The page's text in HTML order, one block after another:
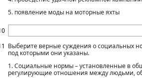
5. появление моды на моторные яхты
Выберите верные суждения о социальных
под которыми они указаны.
1. Социальные нормы – установленные в
регулирующие отношения между людьми,